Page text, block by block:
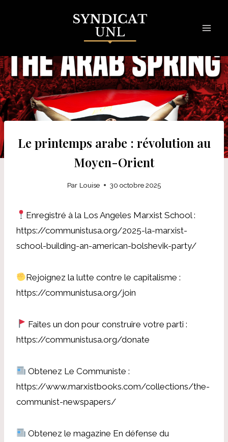
Le printemps arabe : révolution au
Moyen-Orient
Par Louise 30 octobre 2025
Enregistré à la Los Angeles Marxist School :
https://communistusa.org/2025-la-marxist-
school-building-an-american-bolshevik-party/
Rejoignez la lutte contre le capitalisme :
https://communistusa.org/join
Faites un don pour construire votre parti :
https://communistusa.org/donate
Obtenez Le Communiste :
https://www.marxistbooks.com/collections/the-
communist-newspapers/
Obtenez le magazine En défense du